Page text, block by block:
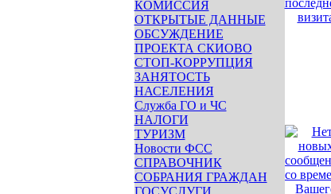
КОМИССИЯ
ОТКРЫТЫЕ ДАННЫЕ
ОБСУЖДЕНИЕ
ПРОЕКТА СКИОВО
СТОП-КОРРУПЦИЯ
ЗАНЯТОСТЬ
НАСЕЛЕНИЯ
Служба ГО и ЧС
НАЛОГИ
ТУРИЗМ
Новости ФСС
СПРАВОЧНИК
СОБРАНИЯ ГРАЖДАН
ГОСУСЛУГИ